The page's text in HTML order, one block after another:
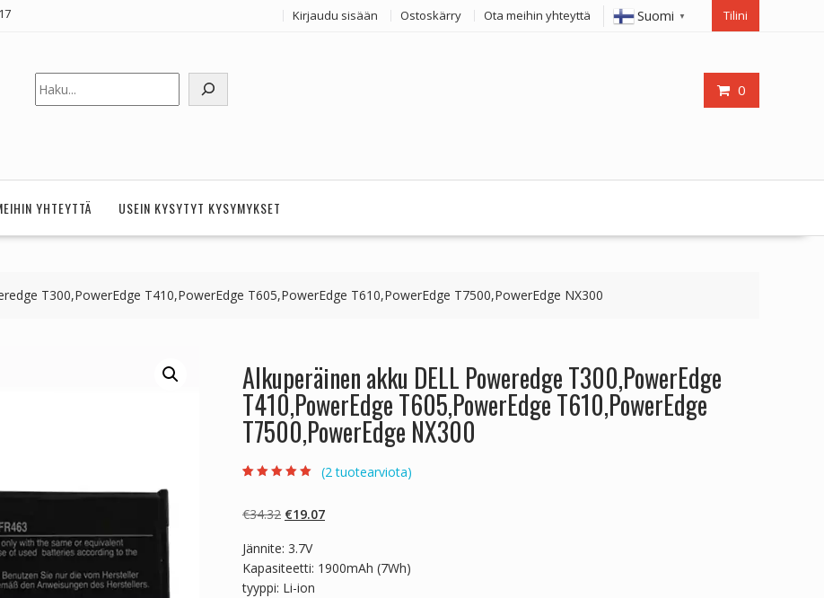
Kirjaudu sisään Ostoskärry Ota meihin yhteyttä Suomi ▼ Tilini
0
Etsi
YHTEYTTÄ USEIN KYSYTYT KYSYMYKSET
T300,PowerEdge T410,PowerEdge T605,PowerEdge T610,PowerEdge T7500,PowerEdge NX300
Alkuperäinen akku DELL Poweredge T300,PowerEdge
T410,PowerEdge T605,PowerEdge T610,PowerEdge
T7500,PowerEdge NX300
perustuen
asiakkaan
(2 tuotearviota)
€34.32 Alkuperäinen
oli:
€34.32.
€19.07Nykyinen
€19.07.
Jännite: 3.7V
Kapasiteetti: 1900mAh (7Wh)
tyyppi: Li-ion